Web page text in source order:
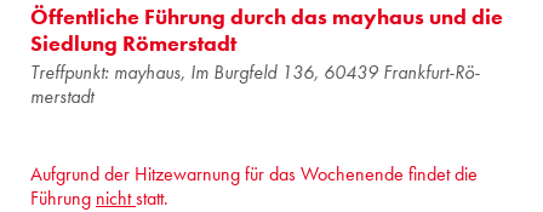
Öffentliche Führung durch das mayhaus und die
Siedlung Römerstadt
Treff­punkt: may­haus, Im Burg­feld 136, 60439 Frank­furt-Rö­
mer­stadt
Auf­grund der Hit­ze­war­nung für das Wo­chen­en­de fin­det die
Füh­rung nichtstatt.